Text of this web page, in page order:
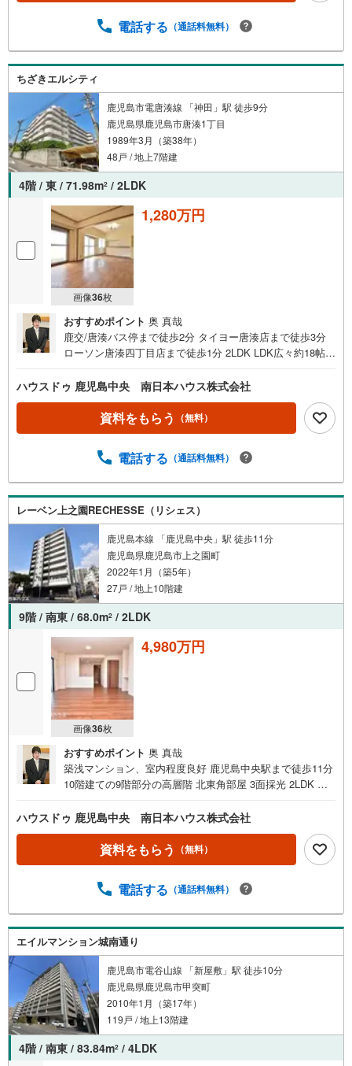
セ厚生市場まで徒歩5分（約400m）・山下小学校まで徒歩6
ご希望があれば近隣の資料をお持ちいたします 他にもご覧
になりたい物件があれば、遠慮なくお申し付けください 店
頭で住宅ローンのご相談、資金計画、お申込みが可能です
売却のご相談・査定も無料で受付中 お家のことならハウス
ドゥ鹿児島中央の南日本ハウスにお任せ下さい！
電話する （通話料無料）
ちざきエルシティ
鹿児島市電唐湊線 「神田」駅 徒歩9分
鹿児島県鹿児島市唐湊1丁目
1989年3月（築38年）
48戸 / 地上7階建
4階 / 東 / 71.98m2 / 2LDK
画像36枚
1,280万円
おすすめポイント 奥 真哉
鹿交/唐湊バス停まで徒歩2分 タイヨー唐湊店まで徒歩3分
ローソン唐湊四丁目店まで徒歩1分 2LDK LDK広々約18帖
ソン唐湊四丁目店まで徒歩1分（約60m）・鹿児島銀行 と
そ出張所まで徒歩2分（約120m）・タイヨー唐湊店まで徒
歩3分（約180m）・唐湊幼稚園まで徒歩3分（約180m）・
唐湊郵便局まで徒歩5分（約400m）・ドラッグイレブン唐
分（約700m）・武小学校まで徒歩13分（約990m）・武中
をお持ちいたします 他にもご覧になりたい物件があれば、
遠慮なくお申し付けください 店頭で住宅ローンのご相談、
資金計画、お申込みが可能です 売却のご相談・査定も無料
で受付中 お家のことならハウスドゥ鹿児島中央の南日本ハ
ウスにお任せ下さい！
ハウスドゥ 鹿児島中央 南日本ハウス株式会社
資料をもらう （無料）
電話する （通話料無料）
レーベン上之園RECHESSE（リシェス）
鹿児島本線 「鹿児島中央」駅 徒歩11分
鹿児島県鹿児島市上之園町
2022年1月（築5年）
27戸 / 地上10階建
9階 / 南東 / 68.0m2 / 2LDK
画像36枚
4,980万円
おすすめポイント 奥 真哉
築浅マンション、室内程度良好 鹿児島中央駅まで徒歩11分
10階建ての9階部分の高層階 北東角部屋 3面採光 2LDK 即
まで徒歩2分（約140m）・学校法人共研舎学園認定こども
園共研幼稚園まで徒歩5分（約370m）・共研公園まで徒歩5
分（約370m）・ドラックイレブン甲南通り店まで徒歩5分
（約380m）・甲南中学校まで徒歩7分（約550m）・イオン
歩9分（約700m）・鹿児島中央駅まで徒歩11分（約850
見学】■ご希望の場所までお迎えにあがります ■ご希望があ
れば近隣の資料をお持ちいたします 【住宅ローンについ
て】■店頭で住宅ローンのご相談、資金計画、お申込みが可
能です 【ご売却】■売却のご相談・査定も無料で受付中で
す お家のことならハウスドゥ鹿児島中央店・南日本ハウス
にお任せ下さい！
ハウスドゥ 鹿児島中央 南日本ハウス株式会社
資料をもらう （無料）
電話する （通話料無料）
エイルマンション城南通り
鹿児島市電谷山線 「新屋敷」駅 徒歩10分
鹿児島県鹿児島市甲突町
2010年1月（築17年）
119戸 / 地上13階建
4階 / 南東 / 83.84m2 / 4LDK